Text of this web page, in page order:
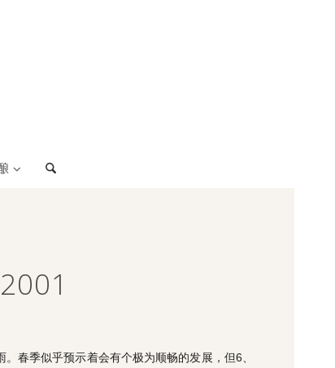
春季似乎预示着会有个极为顺畅的发展，但6、